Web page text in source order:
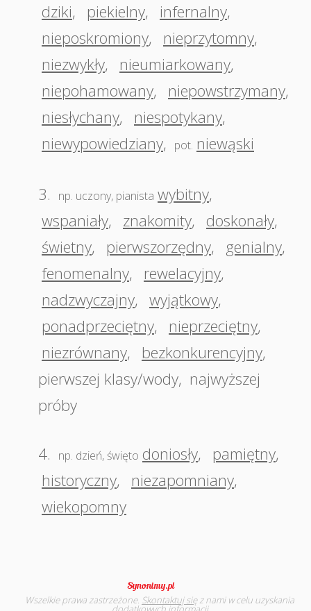
dziki, piekielny, infernalny,
nieposkromiony, nieprzytomny,
niezwykły, nieumiarkowany,
niepohamowany, niepowstrzymany,
niesłychany, niespotykany,
niewypowiedziany, pot. niewąski
3. np. uczony, pianista wybitny,
wspaniały, znakomity, doskonały,
świetny, pierwszorzędny, genialny,
fenomenalny, rewelacyjny,
nadzwyczajny, wyjątkowy,
ponadprzeciętny, nieprzeciętny,
niezrównany, bezkonkurencyjny,
pierwszej klasy/wody, najwyższej
próby
4. np. dzień, święto doniosły, pamiętny,
historyczny, niezapomniany,
wiekopomny
Wszelkie prawa zastrzeżone. Skontaktuj sięz nami w celu uzyskania